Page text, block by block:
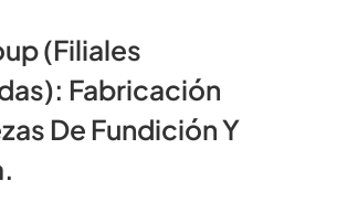
(filiales
Fabricación
De Fundición Y